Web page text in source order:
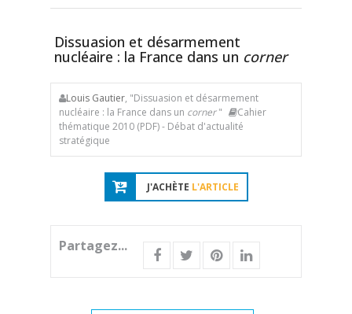
Dissuasion et désarmement
nucléaire : la France dans un corner
Louis Gautier, "Dissuasion et désarmement
nucléaire : la France dans un corner"
Cahier
thématique 2010 (PDF) - Débat d'actualité
stratégique
J'ACHÈTE L'ARTICLE
Partagez...